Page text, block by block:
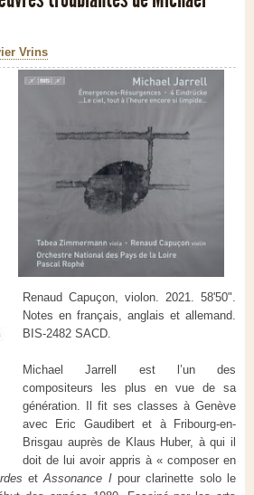
Vrins
Renaud Capuçon, violon. 2021. 58'50".
Notes en français, anglais et allemand.
BIS-2482 SACD.
Michael Jarrell est l’un des
compositeurs les plus en vue de sa
génération. Il fit ses classes à Genève
avec Eric Gaudibert et à Fribourg-en-
Brisgau auprès de Klaus Huber, à qui il
doit de lui avoir appris à « composer en
etAssonance Ipour clarinette solo le